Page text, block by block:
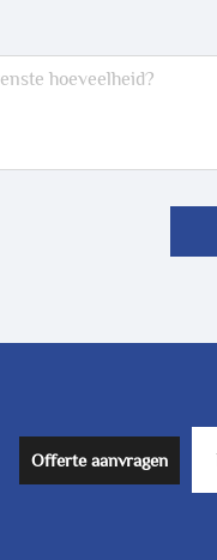
Offerte aanvragen